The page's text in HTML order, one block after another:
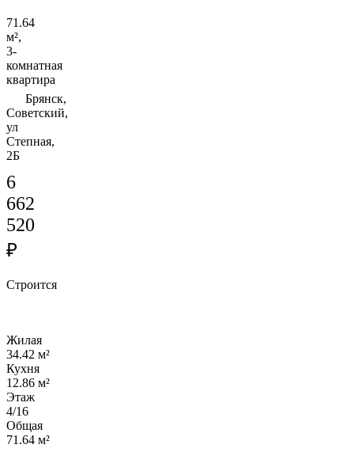
71.64
м²,
3-
комнатная
квартира
Брянск,
Советский,
ул
Степная,
2Б
6
662
520
₽
Строится
Жилая
34.42 м²
Кухня
12.86 м²
Этаж
4/16
Общая
71.64 м²